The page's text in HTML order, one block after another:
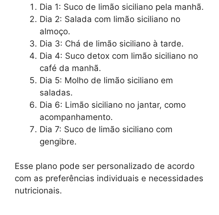
Dia 1: Suco de limão siciliano pela manhã.
Dia 2: Salada com limão siciliano no
almoço.
Dia 3: Chá de limão siciliano à tarde.
Dia 4: Suco detox com limão siciliano no
café da manhã.
Dia 5: Molho de limão siciliano em
saladas.
Dia 6: Limão siciliano no jantar, como
acompanhamento.
Dia 7: Suco de limão siciliano com
gengibre.
Esse plano pode ser personalizado de acordo
com as preferências individuais e necessidades
nutricionais.